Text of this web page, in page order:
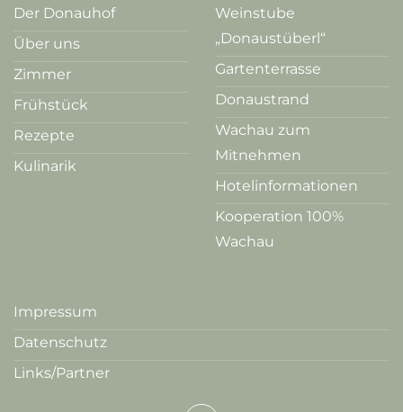
Der Donauhof
Über uns
Zimmer
Frühstück
Rezepte
Kulinarik
Weinstube
„Donaustüberl“
Gartenterrasse
Donaustrand
Wachau zum
Mitnehmen
Hotelinformationen
Kooperation 100%
Wachau
Impressum
Datenschutz
Links/Partner